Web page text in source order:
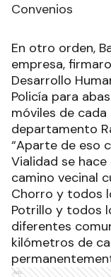
Convenios
En otro orden,
empresa,
Desarrollo
Policía para
móviles de
departamento
“Aparte de eso
Vialidad se
camino vecinal
Chorro y todos
Potrillo y todos
diferentes
kilómetros de
Ads